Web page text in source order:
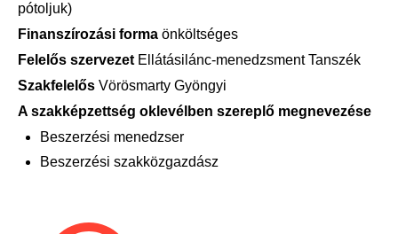
pótoljuk)
Finanszírozási forma önköltséges
Felelős szervezet Ellátásilánc-menedzsment Tanszék
Szakfelelős Vörösmarty Gyöngyi
A szakképzettség oklevélben szereplő megnevezése
Beszerzési menedzser
Beszerzési szakközgazdász